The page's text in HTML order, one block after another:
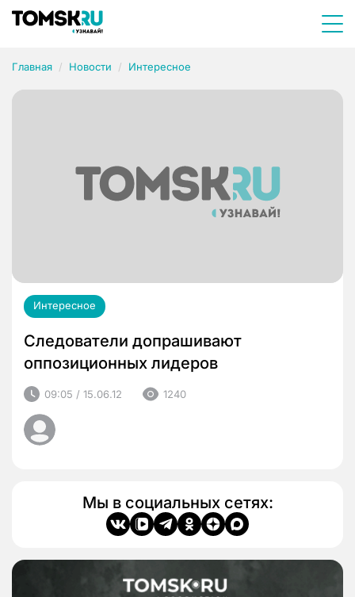
Главная Новости Интересное
Интересное
Следователи допрашивают
оппозиционных лидеров
09:05 / 15.06.12 1240
Мы в социальных сетях: